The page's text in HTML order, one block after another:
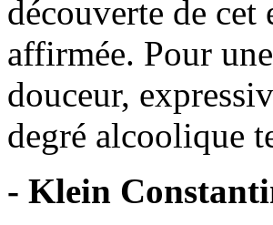
découverte de
affirmée. Pour
douceur,
degré alcoolique
- Klein